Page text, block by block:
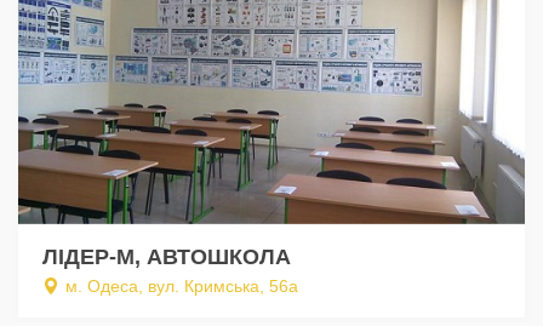
ЛІДЕР-М, АВТОШКОЛА
м. Одеса, вул. Кримська, 56а